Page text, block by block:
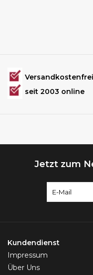
Versandkostenfrei
seit 2003 online
Jetzt zum
Kundendienst
Impressum
Über Uns